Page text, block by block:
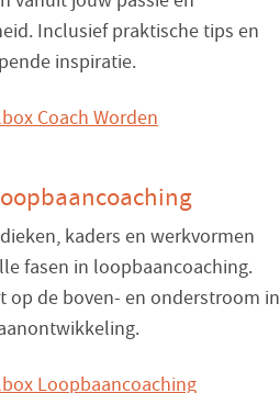
Inclusief praktische tips en
inspiratie.
kaders en werkvormen
fasen in loopbaancoaching.
op de boven- en onderstroom in